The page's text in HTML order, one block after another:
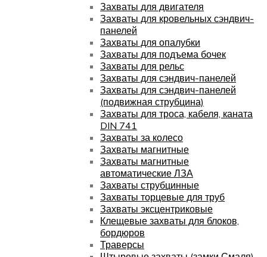
Захваты для двигателя
Захваты для кровельных сэндвич-
панелей
Захваты для опалубки
Захваты для подъема бочек
Захваты для рельс
Захваты для сэндвич-панелей
Захваты для сэндвич-панелей
(подвижная струбцина)
Захваты для троса, кабеля, каната
DIN 741
Захваты за колесо
Захваты магнитные
Захваты магнитные
автоматические ЛЗА
Захваты струбцинные
Захваты торцевые для труб
Захваты эксцентриковые
Клещевые захваты для блоков,
бордюров
Траверсы